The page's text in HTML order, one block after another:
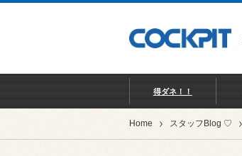
得ダネ！！
Home スタッフBlog ♡